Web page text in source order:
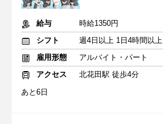
給与
時給1350円
シフト
週4日以上 1日4時間以上
雇用形態
アルバイト・パート
アクセス
北花田駅 徒歩4分
あと6日